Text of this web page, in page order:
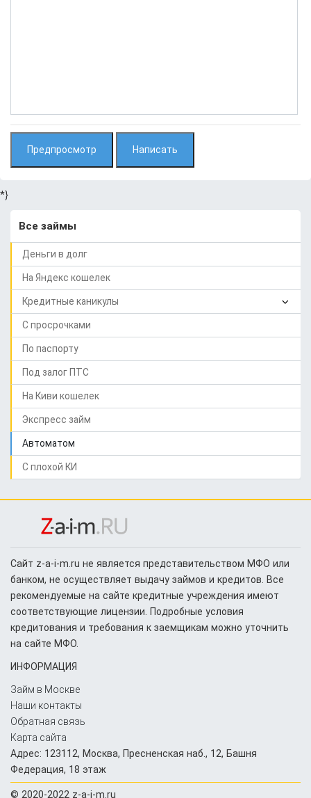
*}
Все займы
Деньги в долг
На Яндекс кошелек
Кредитные каникулы
С просрочками
По паспорту
Под залог ПТС
На Киви кошелек
Экспресс займ
Автоматом
C плохой КИ
Сайт z-a-i-m.ru не является представительством МФО или
банком, не осуществляет выдачу займов и кредитов. Все
рекомендуемые на сайте кредитные учреждения имеют
соответствующие лицензии. Подробные условия
кредитования и требования к заемщикам можно уточнить
на сайте МФО.
ИНФОРМАЦИЯ
Займ в Москве
Наши контакты
Обратная связь
Карта сайта
Адрес: 123112, Москва, Пресненская наб., 12, ​Башня
Федерация, ​18 этаж
© 2020-2022 z-a-i-m.ru